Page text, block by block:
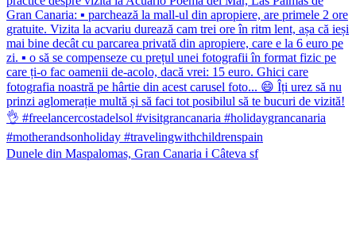
Dunele din Maspalomas, Gran Canaria ℹ️ Câteva sf